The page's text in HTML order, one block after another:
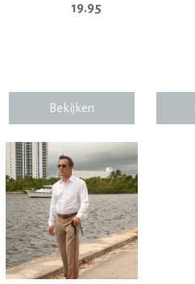
19.95
Bekijken